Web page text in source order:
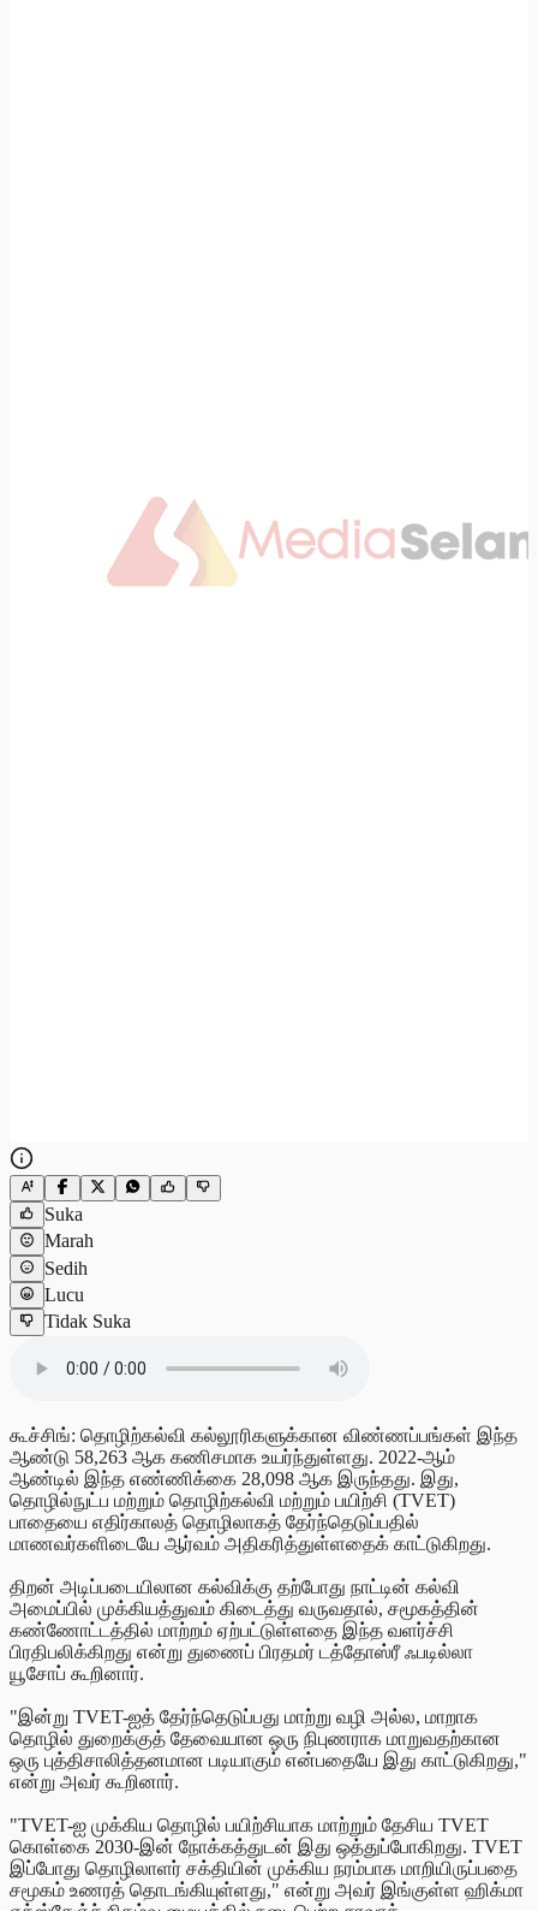
Suka
Marah
Sedih
Lucu
Tidak Suka
கூச்சிங்: தொழிற்கல்வி கல்லூரிகளுக்கான விண்ணப்பங்கள் இந்த
ஆண்டு 58,263 ஆக கணிசமாக உயர்ந்துள்ளது. 2022-ஆம்
ஆண்டில் இந்த எண்ணிக்கை 28,098 ஆக இருந்தது. இது,
தொழில்நுட்ப மற்றும் தொழிற்கல்வி மற்றும் பயிற்சி (TVET)
பாதையை எதிர்காலத் தொழிலாகத் தேர்ந்தெடுப்பதில்
மாணவர்களிடையே ஆர்வம் அதிகரித்துள்ளதைக் காட்டுகிறது.
திறன் அடிப்படையிலான கல்விக்கு தற்போது நாட்டின் கல்வி
அமைப்பில் முக்கியத்துவம் கிடைத்து வருவதால், சமூகத்தின்
கண்ணோட்டத்தில் மாற்றம் ஏற்பட்டுள்ளதை இந்த வளர்ச்சி
பிரதிபலிக்கிறது என்று துணைப் பிரதமர் டத்தோஸ்ரீ ஃபடில்லா
யூசோப் கூறினார்.
"இன்று TVET-ஐத் தேர்ந்தெடுப்பது மாற்று வழி அல்ல, மாறாக
தொழில் துறைக்குத் தேவையான ஒரு நிபுணராக மாறுவதற்கான
ஒரு புத்திசாலித்தனமான படியாகும் என்பதையே இது காட்டுகிறது,"
என்று அவர் கூறினார்.
"TVET-ஐ முக்கிய தொழில் பயிற்சியாக மாற்றும் தேசிய TVET
கொள்கை 2030-இன் நோக்கத்துடன் இது ஒத்துப்போகிறது. TVET
இப்போது தொழிலாளர் சக்தியின் முக்கிய நரம்பாக மாறியிருப்பதை
சமூகம் உணரத் தொடங்கியுள்ளது," என்று அவர் இங்குள்ள ஹிக்மா